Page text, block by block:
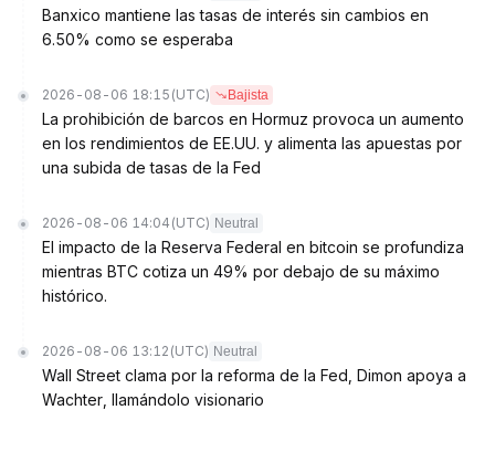
Banxico mantiene las tasas de interés sin cambios en
6.50% como se esperaba
2026-08-06 18:15 (UTC) Bajista
La prohibición de barcos en Hormuz provoca un aumento
en los rendimientos de EE.UU. y alimenta las apuestas por
una subida de tasas de la Fed
2026-08-06 14:04 (UTC) Neutral
El impacto de la Reserva Federal en bitcoin se profundiza
mientras BTC cotiza un 49% por debajo de su máximo
histórico.
2026-08-06 13:12 (UTC) Neutral
Wall Street clama por la reforma de la Fed, Dimon apoya a
Wachter, llamándolo visionario